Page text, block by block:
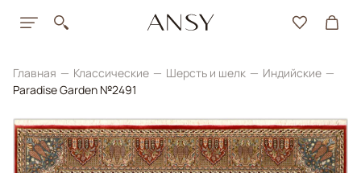
Главная Классические Шерсть и шелк
Индийские
Paradise Garden №2491